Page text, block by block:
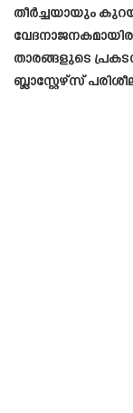
തീർച്ചയായും
താരങ്ങളുടെ
ബ്ലാസ്റ്റേഴ്‌സ്